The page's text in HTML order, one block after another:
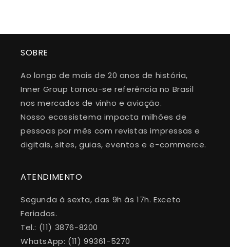
SOBRE
Ao longo de mais de 20 anos de história,
Inner Group tornou-se referência no Brasil
nos mercados de vinho e aviação.
Nosso ecossistema impacta milhões de
pessoas por mês com revistas impressas e
digitais, sites, guias, eventos e e-commerce.
ATENDIMENTO
Segunda à sexta, das 9h às 17h. Exceto
Feriados.
Tel.: (11) 3876-8200
WhatsApp: (11) 99361-5270